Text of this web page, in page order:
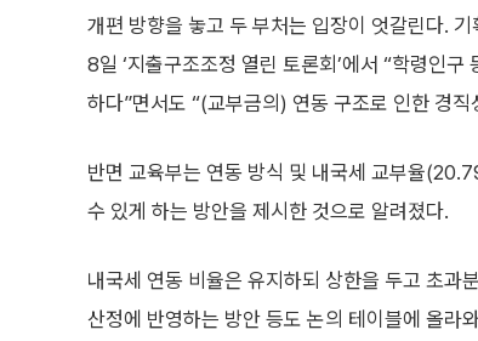
개편 방향을 놓고 두 부처는 입장이 엇갈린다.
8일 ‘지출구조조정 열린 토론회’에서 “학령인
하다”면서도 “(교부금의) 연동 구조로 인한 경
반면 교육부는 연동 방식 및 내국세 교부율
수 있게 하는 방안을 제시한 것으로 알려졌다.
내국세 연동 비율은 유지하되 상한을 두고 초과
산정에 반영하는 방안 등도 논의 테이블에 올라